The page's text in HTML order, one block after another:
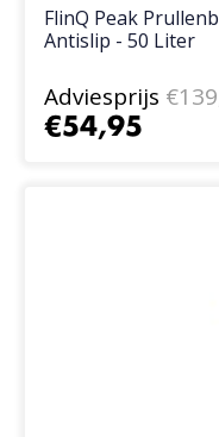
FlinQ Peak
Antislip - 50 Liter
Adviesprijs
€54,95